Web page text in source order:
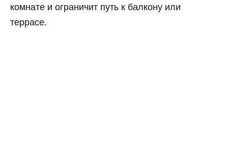
комнате и ограничит путь к балкону или
террасе.